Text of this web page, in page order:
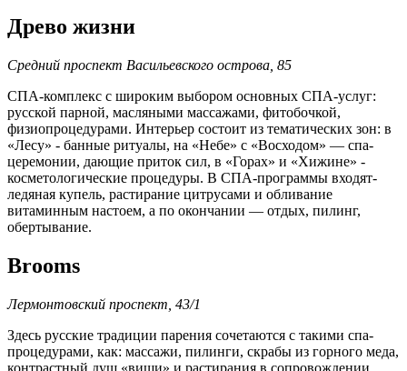
Древо жизни
Средний проспект Васильевского острова, 85
СПА-комплекс с широким выбором основных СПА-услуг:
русской парной, масляными массажами, фитобочкой,
физиопроцедурами. Интерьер состоит из тематических зон: в
«Лесу» - банные ритуалы, на «Небе» с «Восходом» — спа-
церемонии, дающие приток сил, в «Горах» и «Хижине» -
косметологические процедуры. В СПА-программы входят-
ледяная купель, растирание цитрусами и обливание
витаминным настоем, а по окончании — отдых, пилинг,
обертывание.
Brooms
Лермонтовский проспект, 43/1
Здесь русские традиции парения сочетаются с такими спа-
процедурами, как: массажи, пилинги, скрабы из горного меда,
контрастный душ «виши» и растирания в сопровождении